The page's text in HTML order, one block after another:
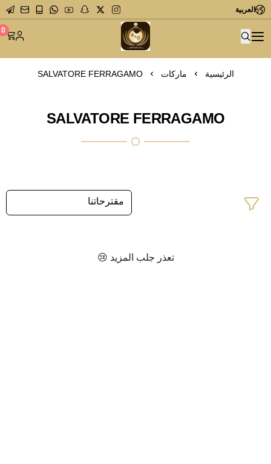
العربية
متجر عاشق العطور 0
الرئيسية ماركات SALVATORE FERRAGAMO
SALVATORE FERRAGAMO
تعذر جلب المزيد 😢